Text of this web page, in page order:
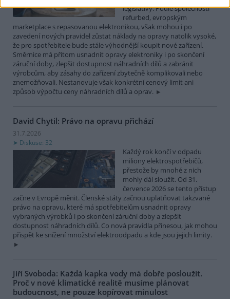
legislativy. Podle společnosti
refurbed, evropským
marketplace s repasovanou elektronikou, však mohou i po
zavedení nových pravidel zůstat náklady na opravy natolik vysoké,
že pro spotřebitele bude stále výhodnější koupit nové zařízení.
Směrnice má přitom usnadnit opravy elektroniky i po skončení
záruční doby, zlepšit dostupnost náhradních dílů a zabránit
výrobcům, aby zásahy do zařízení zbytečně komplikovali nebo
znemožňovali. Nestanovuje však konkrétní cenový limit ani
způsob výpočtu ceny náhradních dílů a oprav.
David Chytil: Právo na opravu přichází
31.7.2026
Diskuse: 32
Každý rok končí v odpadu
miliony elektrospotřebičů,
přestože by mnohé z nich
mohly dál sloužit. Od 31.
července 2026 se tento přístup
začne v Evropě měnit. Členské státy začnou uplatňovat takzvané
právo na opravu, které má spotřebitelům usnadnit opravy
vybraných výrobků i po skončení záruční doby a zlepšit
dostupnost náhradních dílů. Co nová pravidla přinesou, jak mohou
přispět ke snížení množství elektroodpadu a kde jsou jejich limity.
Jiří Svoboda: Každá kapka vody má dobře posloužit.
Proč v nové klimatické realitě musíme plánovat
budoucnost, ne pouze kopírovat minulost